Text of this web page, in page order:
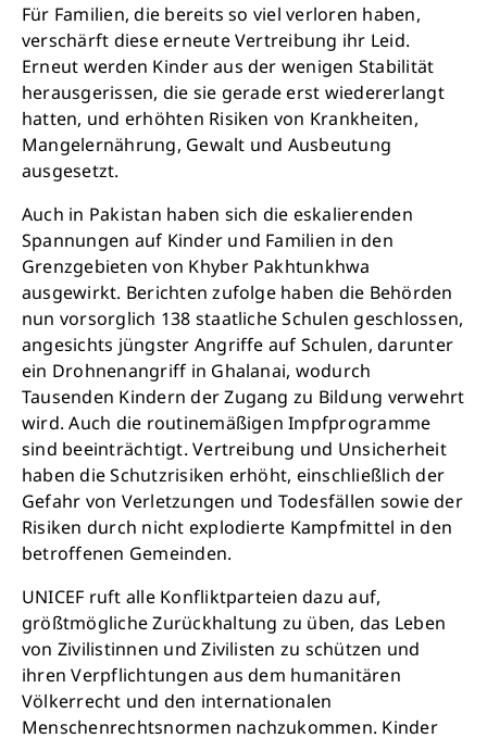
Für Familien, die bereits so viel verloren haben,
verschärft diese erneute Vertreibung ihr Leid.
Erneut werden Kinder aus der wenigen Stabilität
herausgerissen, die sie gerade erst wiedererlangt
hatten, und erhöhten Risiken von Krankheiten,
Mangelernährung, Gewalt und Ausbeutung
ausgesetzt.
Auch in Pakistan haben sich die eskalierenden
Spannungen auf Kinder und Familien in den
Grenzgebieten von Khyber Pakhtunkhwa
ausgewirkt. Berichten zufolge haben die Behörden
nun vorsorglich 138 staatliche Schulen geschlossen,
angesichts jüngster Angriffe auf Schulen, darunter
ein Drohnenangriff in Ghalanai, wodurch
Tausenden Kindern der Zugang zu Bildung verwehrt
wird. Auch die routinemäßigen Impfprogramme
sind beeinträchtigt. Vertreibung und Unsicherheit
haben die Schutzrisiken erhöht, einschließlich der
Gefahr von Verletzungen und Todesfällen sowie der
Risiken durch nicht explodierte Kampfmittel in den
betroffenen Gemeinden.
UNICEF ruft alle Konfliktparteien dazu auf,
größtmögliche Zurückhaltung zu üben, das Leben
von Zivilistinnen und Zivilisten zu schützen und
ihren Verpflichtungen aus dem humanitären
Völkerrecht und den internationalen
Menschenrechtsnormen nachzukommen. Kinder